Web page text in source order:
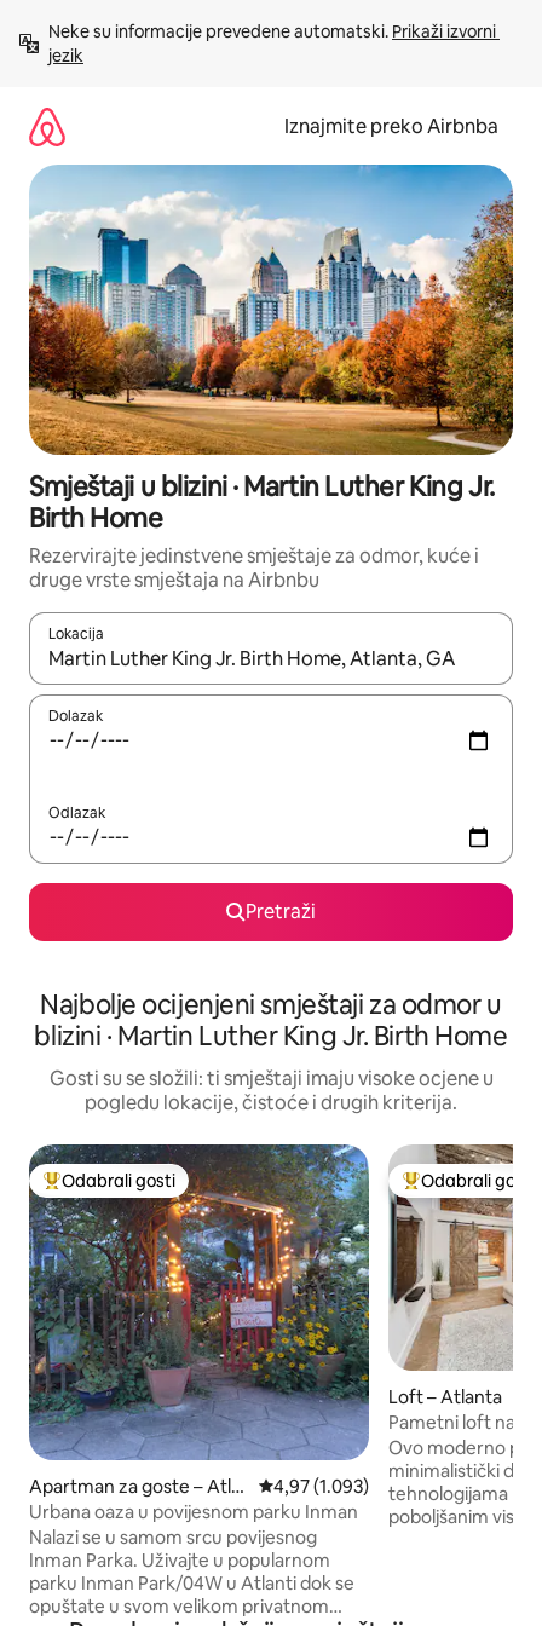
sadržaj
Neke su informacije prevedene automatski. Prikaži izvorni
jezik
Iznajmite preko Airbnba
Smještaji u blizini · Martin Luther King Jr.
Birth Home
Rezervirajte jedinstvene smještaje za odmor, kuće i
druge vrste smještaja na Airbnbu
Lokacija
Kada budu dostupni rezultati, moći ćete ih pregledati
Dolazak
Odlazak
Pretraži
Najbolje ocijenjeni smještaji za odmor u
blizini · Martin Luther King Jr. Birth Home
Gosti su se složili: ti smještaji imaju visoke ocjene u
pogledu lokacije, čistoće i drugih kriterija.
Među najviše rangiranima s oznakom „Odabrali gosti”
Odabrali gosti
Apartman za goste – Atla
nta
Prosječna ocjena: 4,97/5,
4,97 (1.093)
Urbana oaza u povijesnom parku Inman
Nalazi se u samom srcu povijesnog
Inman Parka. Uživajte u popularnom
parku Inman Park/04W u Atlanti dok se
opuštate u svom velikom privatnom
Među najviše
Odabrali gosti
Loft – Atlanta
Pametni loft na
Experience
Ovo moderno
minimalistički
tehnologijama
poboljšanim